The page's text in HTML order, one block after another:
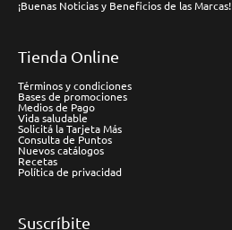
¡Buenas Noticias y Beneficios de las Marcas!
Tienda Online
Términos y condiciones
Bases de promociones
Medios de Pago
Vida saludable
Solicitá la Tarjeta Más
Consulta de Puntos
Nuevos catálogos
Recetas
Política de privacidad
Suscríbite